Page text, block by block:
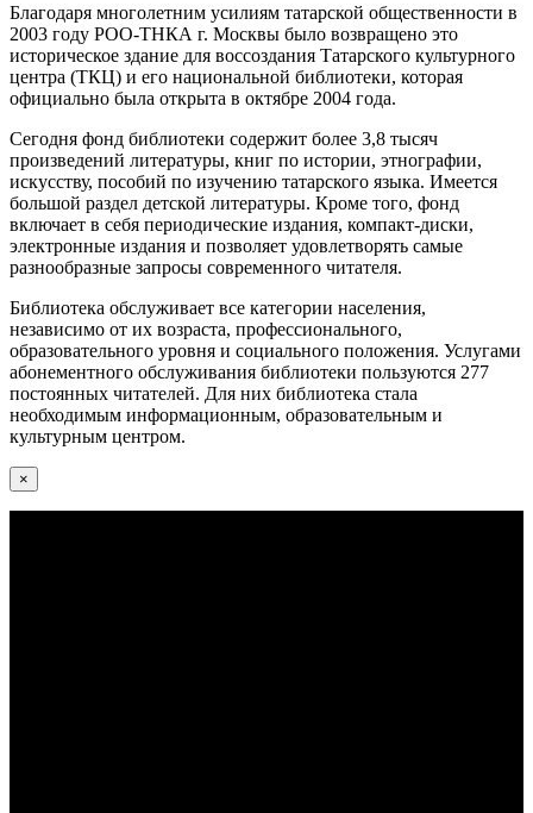
Благодаря многолетним усилиям татарской общественности в
2003 году РОО-ТНКА г. Москвы было возвращено это
историческое здание для воссоздания Татарского культурного
центра (ТКЦ) и его национальной библиотеки, которая
официально была открыта в октябре 2004 года.
Сегодня фонд библиотеки содержит более 3,8 тысяч
произведений литературы, книг по истории, этнографии,
искусству, пособий по изучению татарского языка. Имеется
большой раздел детской литературы. Кроме того, фонд
включает в себя периодические издания, компакт-диски,
электронные издания и позволяет удовлетворять самые
разнообразные запросы современного читателя.
Библиотека обслуживает все категории населения,
независимо от их возраста, профессионального,
образовательного уровня и социального положения. Услугами
абонементного обслуживания библиотеки пользуются 277
постоянных читателей. Для них библиотека стала
необходимым информационным, образовательным и
культурным центром.
×